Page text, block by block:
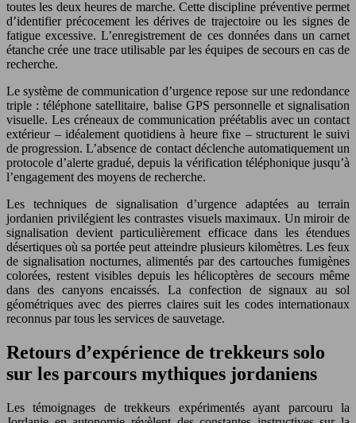
toutes les deux heures de marche. Cette discipline préventive permet
d’identifier précocement les dérives de trajectoire ou les signes de
fatigue excessive. L’enregistrement de ces données dans un carnet
étanche crée une trace utilisable par les équipes de secours en cas de
recherche.
Le système de communication d’urgence repose sur une redondance
triple : téléphone satellitaire, balise GPS personnelle et signalisation
visuelle. Les créneaux de communication préétablis avec un contact
extérieur – idéalement quotidiens à heure fixe – structurent le suivi
de progression. L’absence de contact déclenche automatiquement un
protocole d’alerte gradué, depuis la vérification téléphonique jusqu’à
l’engagement des moyens de recherche.
Les techniques de signalisation d’urgence adaptées au terrain
jordanien privilégient les contrastes visuels maximaux. Un miroir de
signalisation devient particulièrement efficace dans les étendues
désertiques où sa portée peut atteindre plusieurs kilomètres. Les feux
de signalisation nocturnes, alimentés par des cartouches fumigènes
colorées, restent visibles depuis les hélicoptères de secours même
dans des canyons encaissés. La confection de signaux au sol
géométriques avec des pierres claires suit les codes internationaux
reconnus par tous les services de sauvetage.
Retours d’expérience de trekkeurs solo
sur les parcours mythiques jordaniens
Les témoignages de trekkeurs expérimentés ayant parcouru la